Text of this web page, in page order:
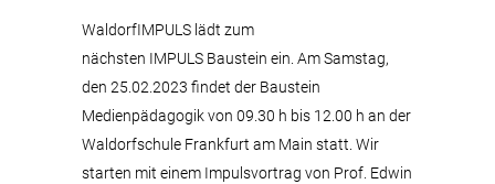
WaldorfIMPULS lädt zum
nächsten IMPULS Baustein ein. Am Samstag,
den 25.02.2023 findet der Baustein
Medienpädagogik von 09.30 h bis 12.00 h an der
Waldorfschule Frankfurt am Main statt. Wir
starten mit einem Impulsvortrag von Prof. Edwin